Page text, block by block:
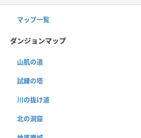
マップ一覧
ダンジョンマップ
山肌の道
試練の塔
川の抜け道
北の洞窟